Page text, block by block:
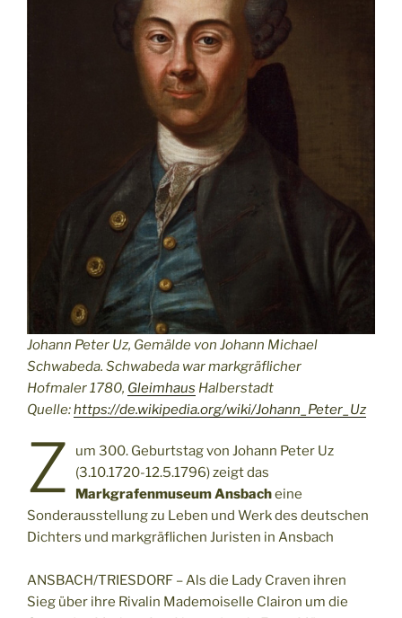
Johann Peter Uz, Gemälde von Johann Michael
Schwabeda. Schwabeda war markgräflicher
Hofmaler 1780, Gleimhaus Halberstadt
Quelle:https://de.wikipedia.org/wiki/Johann_Peter_Uz
Z
um 300. Geburtstag von Johann Peter Uz
(3.10.1720-12.5.1796) zeigt das
Markgrafenmuseum Ansbacheine
Sonderausstellung zu Leben und Werk des deutschen
Dichters und markgräflichen Juristen in Ansbach
ANSBACH/TRIESDORF – Als die Lady Craven ihren
Sieg über ihre Rivalin Mademoiselle Clairon um die